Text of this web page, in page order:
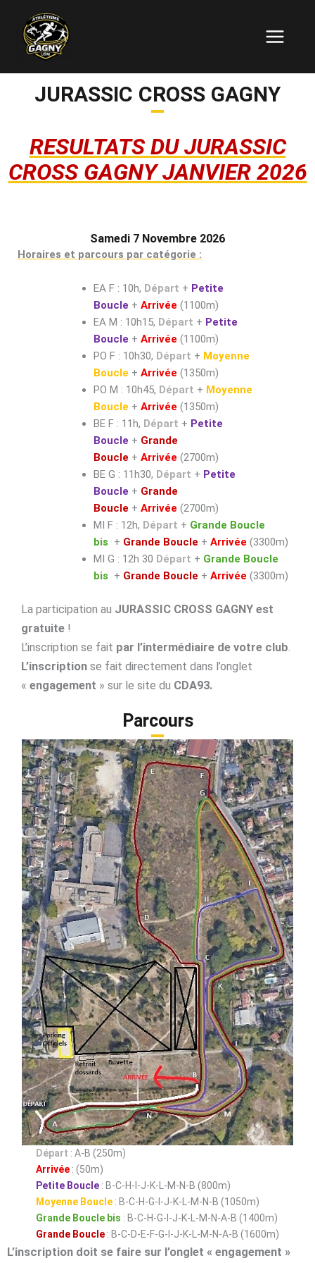
contenu
Menu
JURASSIC CROSS GAGNY
RESULTATS DU JURASSIC
CROSS GAGNY JANVIER 2026
Samedi 7 Novembre 2026
Horaires et parcours par catégorie :
EA F : 10h, Départ + Petite
Boucle + Arrivée (1100m)
EA M : 10h15, Départ + Petite
Boucle + Arrivée (1100m)
PO F : 10h30, Départ + Moyenne
Boucle + Arrivée (1350m)
PO M : 10h45, Départ + Moyenne
Boucle + Arrivée (1350m)
BE F : 11h, Départ + Petite
Boucle + Grande
Boucle + Arrivée (2700m)
BE G : 11h30, Départ + Petite
Boucle + Grande
Boucle + Arrivée (2700m)
MI F : 12h, Départ + Grande Boucle
bis + Grande Boucle + Arrivée (3300m)
MI G : 12h 30 Départ + Grande Boucle
bis + Grande Boucle + Arrivée (3300m)
La participation au JURASSIC CROSS GAGNY est
gratuite !
L’inscription se fait par l’intermédiaire de votre club.
L’inscription se fait directement dans l’onglet
« engagement » sur le site du CDA93.
Parcours
Départ : A-B (250m)
Arrivée : (50m)
Petite Boucle : B-C-H-I-J-K-L-M-N-B (800m)
Moyenne Boucle : B-C-H-G-I-J-K-L-M-N-B (1050m)
Grande Boucle bis : B-C-H-G-I-J-K-L-M-N-A-B (1400m)
Grande Boucle : B-C-D-E-F-G-I-J-K-L-M-N-A-B (1600m)
L’inscription doit se faire sur l’onglet « engagement »